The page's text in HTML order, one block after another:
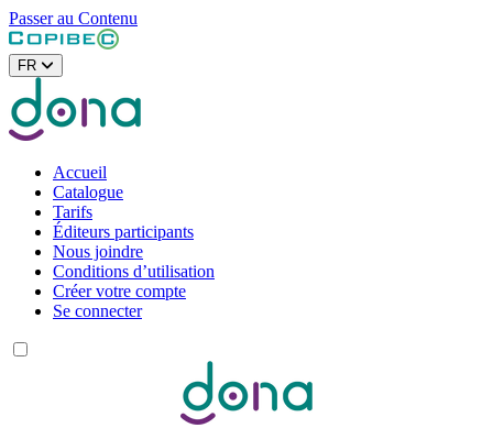
Passer au Contenu
FR
Accueil
Catalogue
Tarifs
Éditeurs participants
Nous joindre
Conditions d’utilisation
Créer votre compte
Se connecter